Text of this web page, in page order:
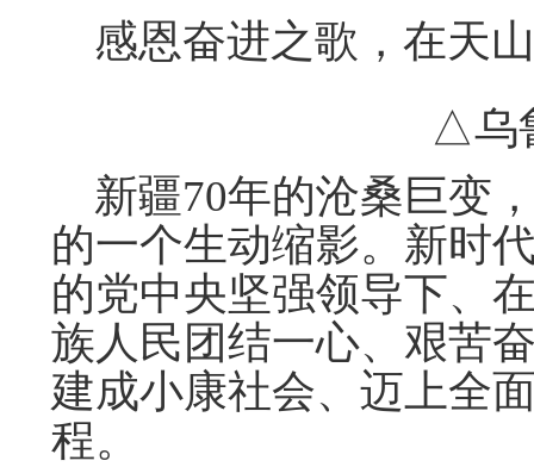
感恩奋进之歌，在天
△乌
新疆70年的沧桑巨变
的一个生动缩影。新时
的党中央坚强领导下、
族人民团结一心、艰苦
建成小康社会、迈上全
程。